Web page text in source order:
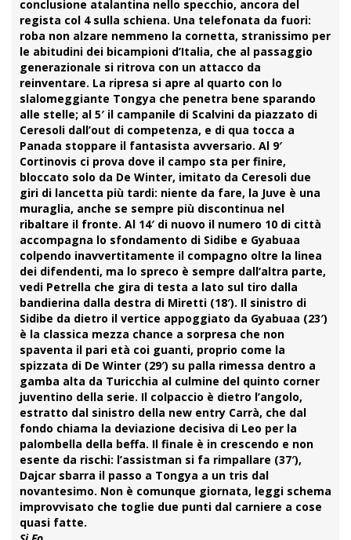
conclusione atalantina nello specchio, ancora del
regista col 4 sulla schiena. Una telefonata da fuori:
roba non alzare nemmeno la cornetta, stranissimo per
le abitudini dei bicampioni d’Italia, che al passaggio
generazionale si ritrova con un attacco da
reinventare. La ripresa si apre al quarto con lo
slalomeggiante Tongya che penetra bene sparando
alle stelle; al 5′ il campanile di Scalvini da piazzato di
Ceresoli dall’out di competenza, e di qua tocca a
Panada stoppare il fantasista avversario. Al 9′
Cortinovis ci prova dove il campo sta per finire,
bloccato solo da De Winter, imitato da Ceresoli due
giri di lancetta più tardi: niente da fare, la Juve è una
muraglia, anche se sempre più discontinua nel
ribaltare il fronte. Al 14′ di nuovo il numero 10 di città
accompagna lo sfondamento di Sidibe e Gyabuaa
colpendo inavvertitamente il compagno oltre la linea
dei difendenti, ma lo spreco è sempre dall’altra parte,
vedi Petrella che gira di testa a lato sul tiro dalla
bandierina dalla destra di Miretti (18′). Il sinistro di
Sidibe da dietro il vertice appoggiato da Gyabuaa (23′)
è la classica mezza chance a sorpresa che non
spaventa il pari età coi guanti, proprio come la
spizzata di De Winter (29′) su palla rimessa dentro a
gamba alta da Turicchia al culmine del quinto corner
juventino della serie. Il colpaccio è dietro l’angolo,
estratto dal sinistro della new entry Carrà, che dal
fondo chiama la deviazione decisiva di Leo per la
palombella della beffa. Il finale è in crescendo e non
esente da rischi: l’assistman si fa rimpallare (37′),
Dajcar sbarra il passo a Tongya a un tris dal
novantesimo. Non è comunque giornata, leggi schema
improvvisato che toglie due punti dal carniere a cose
quasi fatte.